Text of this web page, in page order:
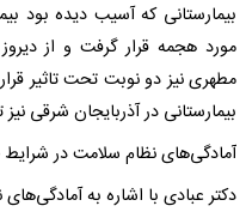
بیمارستانی که آسیب دیده بود
مورد هجمه قرار گرفت و از
مطهری نیز دو نوبت تحت تاثیر
بیمارستانی در آذربایجان شرقی
آمادگی‌های نظام سلامت در
دکتر عبادی با اشاره به